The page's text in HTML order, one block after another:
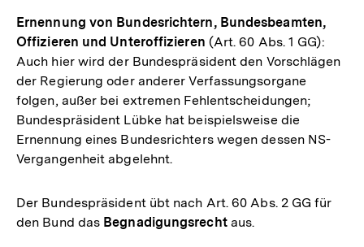
Ernennung von Bundesrichtern, Bundesbeamten,
Offizieren und Unteroffizieren (Art. 60 Abs. 1 GG):
Auch hier wird der Bundespräsident den Vorschlägen
der Regierung oder anderer Verfassungsorgane
folgen, außer bei extremen Fehlentscheidungen;
Bundespräsident Lübke hat beispielsweise die
Ernennung eines Bundesrichters wegen dessen NS-
Vergangenheit abgelehnt.
Der Bundespräsident übt nach Art. 60 Abs. 2 GG für
den Bund das Begnadigungsrechtaus.